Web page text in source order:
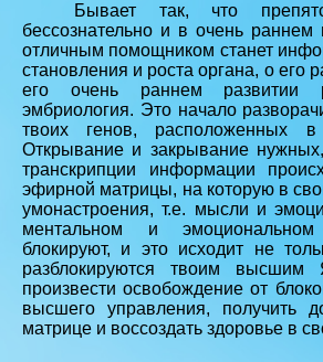
Бывает так, что
бессознательно и в очень
отличным помощником станет
становления и роста органа, о его
его очень раннем развитии
эмбриология. Это начало
твоих генов, расположенных
Открывание и закрывание
транскрипции информации
эфирной матрицы, на которую в
умонастроения, т.е. мысли и
ментальном и
блокируют, и это исходит не
разблокируются твоим
произвести освобождение от
высшего управления, получить
матрице и воссоздать здоровье в